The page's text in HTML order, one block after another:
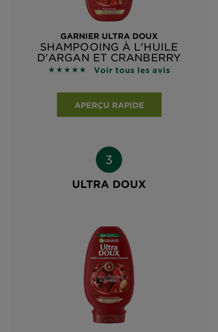
GARNIER ULTRA DOUX
SHAMPOOING À L'HUILE
D'ARGAN ET CRANBERRY
4.9118 sur 5 étoiles basé sur les avis
Voir tous les avis
APERÇU RAPIDE
ULTRA DOUX